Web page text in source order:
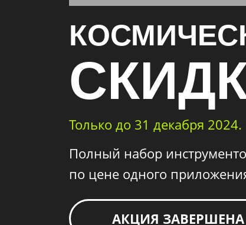
Только до 31 декабря 2024.
Полный набор
по цене одного
АКЦИЯ ЗАВЕРШЕНА